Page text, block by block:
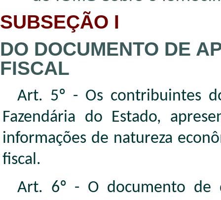
SUBSEÇÃO I
DO DOCUMENTO DE
FISCAL
Art. 5º - Os contribuintes
Fazendária do Estado,
informações de natureza
fiscal.
Art. 6º - O documento de